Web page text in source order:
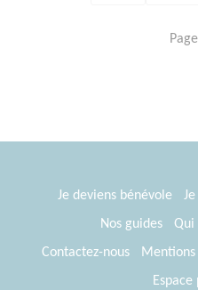
Je deviens bénévole
Nos guides
Qui
Contactez-nous
Mentions
Espace